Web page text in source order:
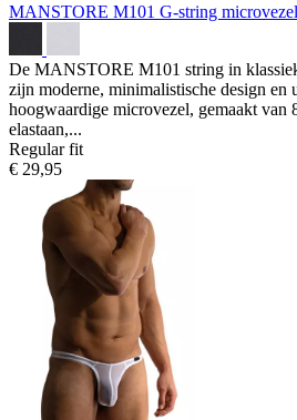
MANSTORE M101 G-string
De MANSTORE M101 string in
zijn moderne, minimalistische design
hoogwaardige microvezel, gemaakt van
elastaan,...
Regular fit
€ 29,95